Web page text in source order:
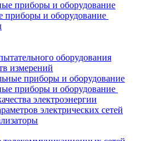
приборы и оборудование
оборудования
измерений
приборы и оборудование
электроэнергии
электрических сетей